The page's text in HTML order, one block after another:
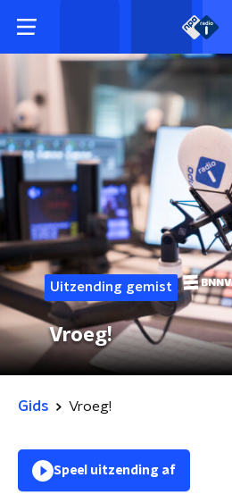
Uitzending gemist
Vroeg!
Gids Vroeg!
Speel uitzending af